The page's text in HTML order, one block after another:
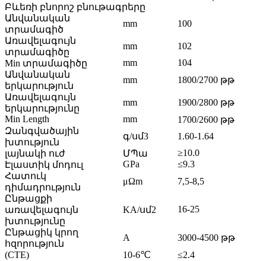
Բևեռի բնորոշ բնութագրերը
Անվանական
տրամագիծ
mm
100
Առավելագույն
տրամագիծը
mm
102
Min տրամագիծը
mm
104
Անվանական
երկարություն
mm
1800/2700 թթ
Առավելագույն
երկարությունը
mm
1900/2800 թթ
Min Length
mm
1700/2600 թթ
Զանգվածային
խտություն
գ/սմ3
1.60-1.64
լայնակի ուժ
ՄՊա
≥10.0
Էլաստիկ մոդուլ
GPa
≤9.3
Հատուկ
դիմադրություն
μΩm
7,5-8,5
Ընթացքի
առավելագույն
խտությունը
KA/սմ2 16-25
Ընթացիկ կրող
հզորություն
A
3000-4500 թթ
(CTE)
10-6℃
≤2.4